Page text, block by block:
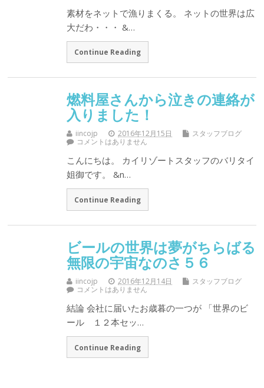
素材をネットで漁りまくる。 ネットの世界は広
大だわ・・・ &…
Continue Reading
燃料屋さんから泣きの連絡が
入りました！
iincojp 2016年12月15日
スタッフブログ
コメントはありません
こんにちは。 カイリゾートスタッフのバリタイ
姐御です。 &n…
Continue Reading
ビールの世界は夢がちらばる
無限の宇宙なのさ５６
iincojp 2016年12月14日
スタッフブログ
コメントはありません
結論 会社に届いたお歳暮の一つが 「世界のビ
ール １２本セッ…
Continue Reading